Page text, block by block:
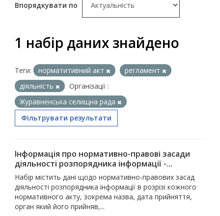
Впорядкувати по
1 набір даних знайдено
Теги: норматитивний акт
регламент
діяльність
Організації :
Журавненська селищна рада
Фільтрувати результати
Інформація про нормативно-правові засади
діяльності розпорядника інформації -...
Набір містить дані щодо нормативно-правових засад
діяльності розпорядника інформації в розрізі кожного
нормативного акту, зокрема назва, дата прийняття,
орган який його прийняв,...